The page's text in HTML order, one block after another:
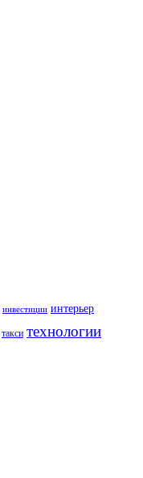
инвестиции интерьер
такси технологии